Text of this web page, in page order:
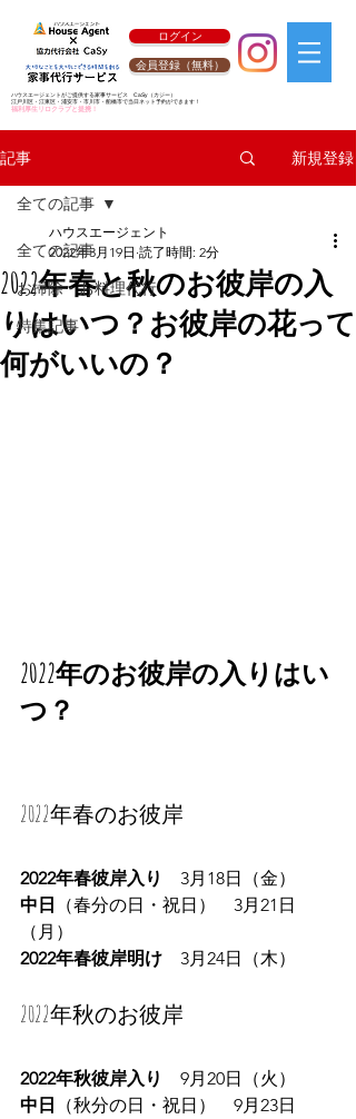
ログイン
会員登録（無料）
ハウスエージェントがご提供する家事サービス CaSy （カジー）
江戸川区・江東区・浦安市・市川市・船橋市で当日ネット予約ができます！
福利厚生リロクラブと提携！
記事 新規登録
全ての記事
お掃除・お料理代行
特集記事
全ての記事
2022年春と秋のお彼岸の入
りはいつ？お彼岸の花って
何がいいの？
ハウスエージェント
2022年3月19日 読了時間: 2分
2022年のお彼岸の入りはい
つ？
2022年春のお彼岸
2022年春彼岸入り 3月18日（金）
中日
（春分の日・祝日）　3月21日
（月）
2022年春彼岸明け 3月24日（木）
2022年秋のお彼岸
2022年秋彼岸入り 9月20日（火）
中日
（秋分の日・祝日）　9月23日